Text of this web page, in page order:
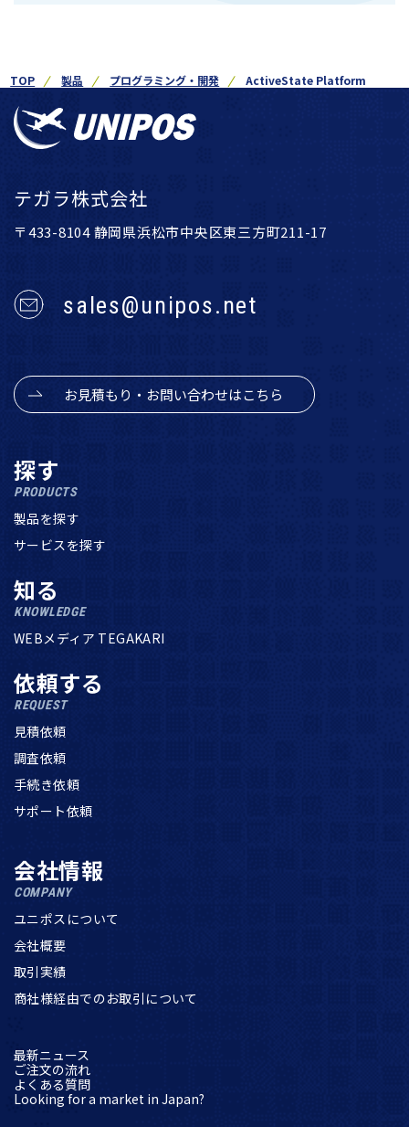
TOP 製品 プログラミング・開発 ActiveState Platform
テガラ株式会社
〒433-8104 静岡県浜松市中央区東三方町211-17
sales@unipos.net
お見積もり・お問い合わせはこちら
探す
PRODUCTS
製品を探す
サービスを探す
知る
KNOWLEDGE
WEBメディア TEGAKARI
依頼する
REQUEST
見積依頼
調査依頼
手続き依頼
サポート依頼
会社情報
COMPANY
ユニポスについて
会社概要
取引実績
商社様経由でのお取引について
最新ニュース
ご注文の流れ
よくある質問
Looking for a market in Japan?